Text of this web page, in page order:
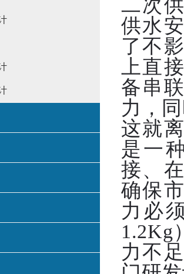
二次
供水
了不
上直
备串
力，
这就
是一
接、
确保
力必
1.2Kg
力不